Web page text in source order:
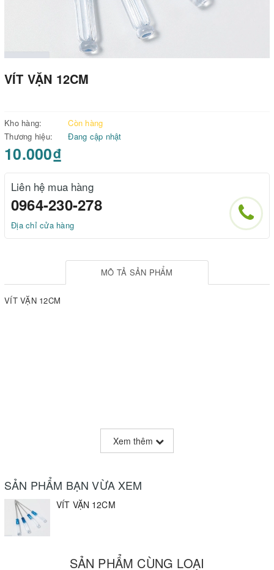
VÍT VẶN 12CM
Kho hàng:
Còn hàng
Thương hiệu:
Đang cập nhật
10.000₫
Liên hệ mua hàng
0964-230-278
Địa chỉ cửa hàng
MÔ TẢ SẢN PHẨM
VÍT VẶN 12CM
Xem thêm
SẢN PHẨM BẠN VỪA XEM
VÍT VẶN 12CM
SẢN PHẨM CÙNG LOẠI